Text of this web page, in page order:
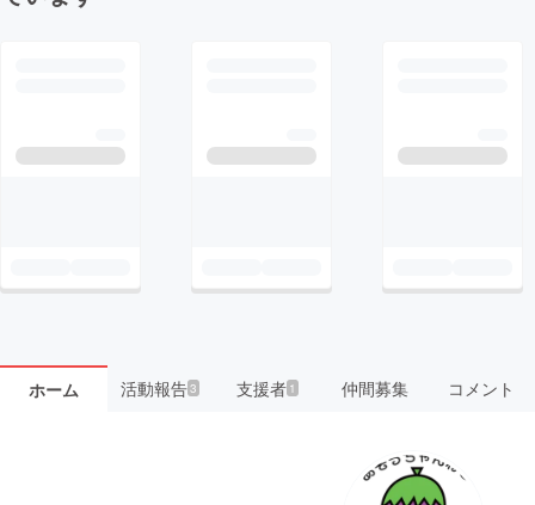
ホーム 活動報告3 支援者 1 仲間募集 コメント